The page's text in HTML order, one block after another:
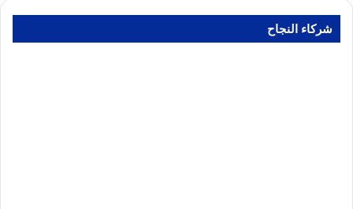
شركاء النجاح